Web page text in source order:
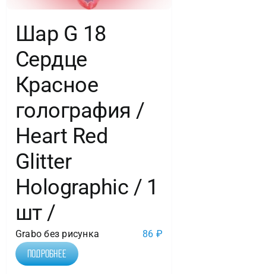
Шар G 18
Сердце
Красное
голография /
Heart Red
Glitter
Holographic / 1
шт /
Grabo без рисунка 86 ₽
Подробнее